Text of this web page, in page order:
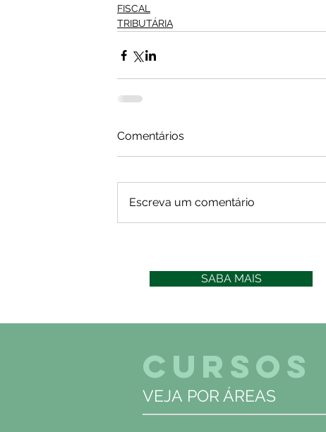
FISCAL
TRIBUTÁRIA
Comentários
Escreva um comentário
SABA MAIS
CURSOS
VEJA POR ÁREAS